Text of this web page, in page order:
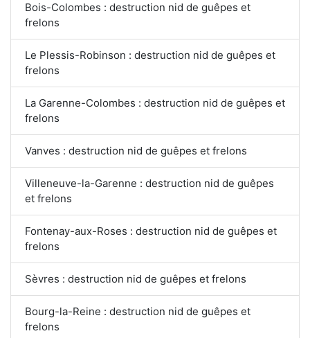
Bois-Colombes : destruction nid de guêpes et
frelons
Le Plessis-Robinson : destruction nid de guêpes et
frelons
La Garenne-Colombes : destruction nid de guêpes et
frelons
Vanves : destruction nid de guêpes et frelons
Villeneuve-la-Garenne : destruction nid de guêpes
et frelons
Fontenay-aux-Roses : destruction nid de guêpes et
frelons
Sèvres : destruction nid de guêpes et frelons
Bourg-la-Reine : destruction nid de guêpes et
frelons